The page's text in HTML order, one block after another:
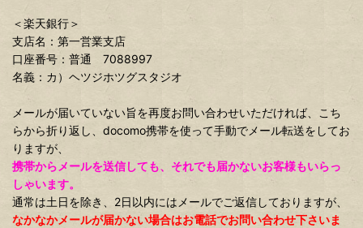
＜楽天銀行＞
支店名：第一営業支店
口座番号：普通 7088997
名義：カ）ヘツジホツグスタジオ
メールが届いていない旨を再度お問い合わせいただければ、こち
らから折り返し、docomo携帯を使って手動でメール転送をしてお
りますが、
携帯からメールを送信しても、それでも届かないお客様もいらっ
しゃいます。
通常は土日を除き、2日以内にはメールでご返信しておりますが、
なかなかメールが届かない場合はお電話でお問い合わせ下さいま